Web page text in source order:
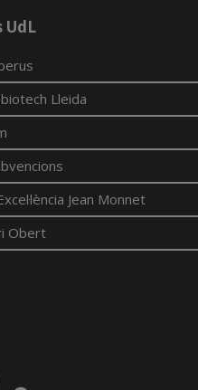
UdL
Lleida
Jean Monnet
Obert